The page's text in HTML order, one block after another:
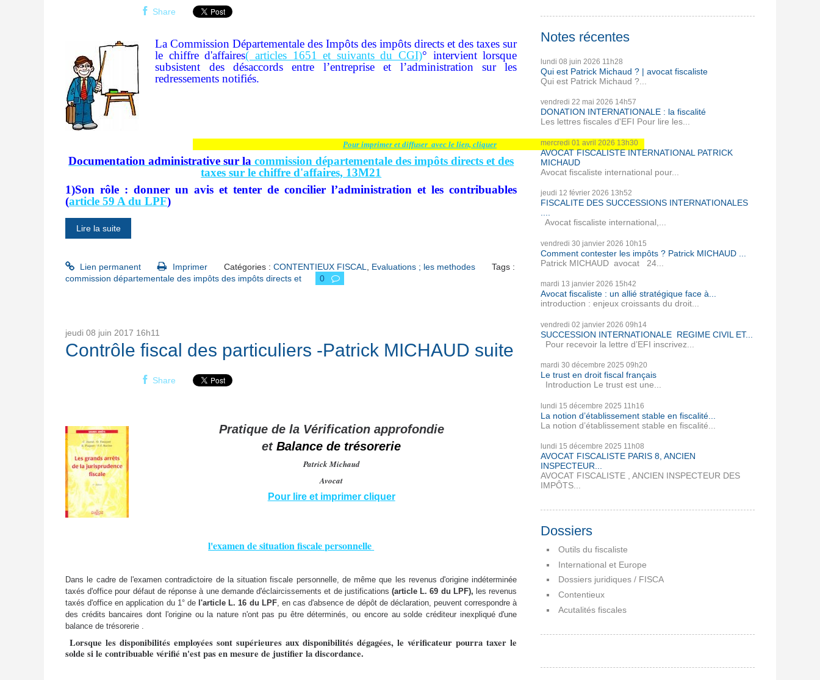
Share
La Commission Départementale des Impôts des impôts directs et des taxes sur
le chiffre d'affaires( articles 1651 et suivants du CGI)° intervient lorsque
subsistent des désaccords entre l’entreprise et l’administration sur les
redressements notifiés.
Pour imprimer et diffuser avec le lien, cliquer
Documentation administrative sur la commission départementale des impôts directs et des
taxes sur le chiffre d'affaires, 13M21
1)Son rôle : donner un avis et tenter de concilier l’administration et les contribuables
(article 59 A du LPF)
Lire la suite
Lien permanent Imprimer Catégories : CONTENTIEUX FISCAL Evaluations ; les methodes
Tags :
commission départementale des impôts des impôts directs et
0
jeudi 08 juin 2017 16h11
Contrôle fiscal des particuliers -Patrick MICHAUD suite
Share
Pratique de la Vérification approfondie
etBalance de trésorerie
Patrick Michaud
Avocat
Pour lire et imprimer cliquer
l'examen de situation fiscale personnelle
Dans le cadre de l'examen contradictoire de la situation fiscale personnelle, de même que les revenus d'origine indéterminée
taxés d'office pour défaut de réponse à une demande d'éclaircissements et de justifications (article L. 69 du LPF), les revenus
taxés d'office en application du 1° de l'article L. 16 du LPF, en cas d'absence de dépôt de déclaration, peuvent correspondre à
des crédits bancaires dont l'origine ou la nature n'ont pas pu être déterminés, ou encore au solde créditeur inexpliqué d'une
balance de trésorerie .
Lorsque les disponibilités employées sont supérieures aux disponibilités dégagées, le vérificateur pourra taxer le
solde si le contribuable vérifié n'est pas en mesure de justifier la discordance.
Notes récentes
lundi 08 juin 2026 11h28
Qui est Patrick Michaud ? | avocat fiscaliste
Qui est Patrick Michaud ?...
vendredi 22 mai 2026 14h57
DONATION INTERNATIONALE : la fiscalité
Les lettres fiscales d'EFI Pour lire les...
mercredi 01 avril 2026 13h30
AVOCAT FISCALISTE INTERNATIONAL PATRICK
MICHAUD
Avocat fiscaliste international pour...
jeudi 12 février 2026 13h52
FISCALITE DES SUCCESSIONS INTERNATIONALES
Avocat fiscaliste international,...
vendredi 30 janvier 2026 10h15
Comment contester les impôts ? Patrick MICHAUD ...
Patrick MICHAUD avocat 24...
mardi 13 janvier 2026 15h42
Avocat fiscaliste : un allié stratégique face à...
introduction : enjeux croissants du droit...
vendredi 02 janvier 2026 09h14
SUCCESSION INTERNATIONALE REGIME CIVIL ET...
Pour recevoir la lettre d’EFI inscrivez...
mardi 30 décembre 2025 09h20
Le trust en droit fiscal français
Introduction Le trust est une...
lundi 15 décembre 2025 11h16
La notion d’établissement stable en fiscalité...
La notion d’établissement stable en fiscalité...
lundi 15 décembre 2025 11h08
AVOCAT FISCALISTE PARIS 8, ANCIEN
INSPECTEUR...
AVOCAT FISCALISTE , ANCIEN INSPECTEUR DES
IMPÔTS...
Dossiers
Outils du fiscaliste
International et Europe
Dossiers juridiques / FISCA
Contentieux
Acutalités fiscales